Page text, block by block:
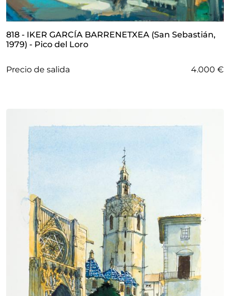
818 - IKER GARCÍA BARRENETXEA (San Sebastián,
1979) - Pico del Loro
Precio de salida 4.000 €